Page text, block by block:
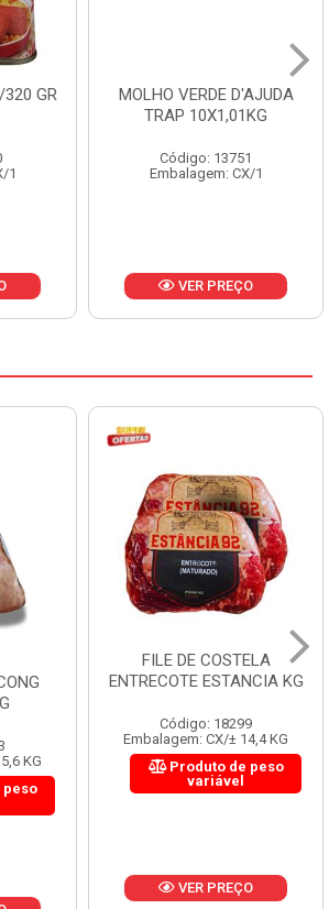
MOLHO VERDE D'AJUDA
TRAP 10X1,01KG
Código: 13751
Embalagem: CX/1
VER PREÇO
KG
FILE DE COSTELA
ENTRECOTE ESTANCIA KG
Código: 18299
Embalagem: CX/± 14,4 KG
Produto de peso
variável
VER PREÇO